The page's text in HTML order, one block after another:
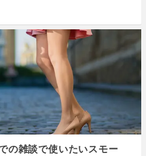
の雑談で使いたいスモー